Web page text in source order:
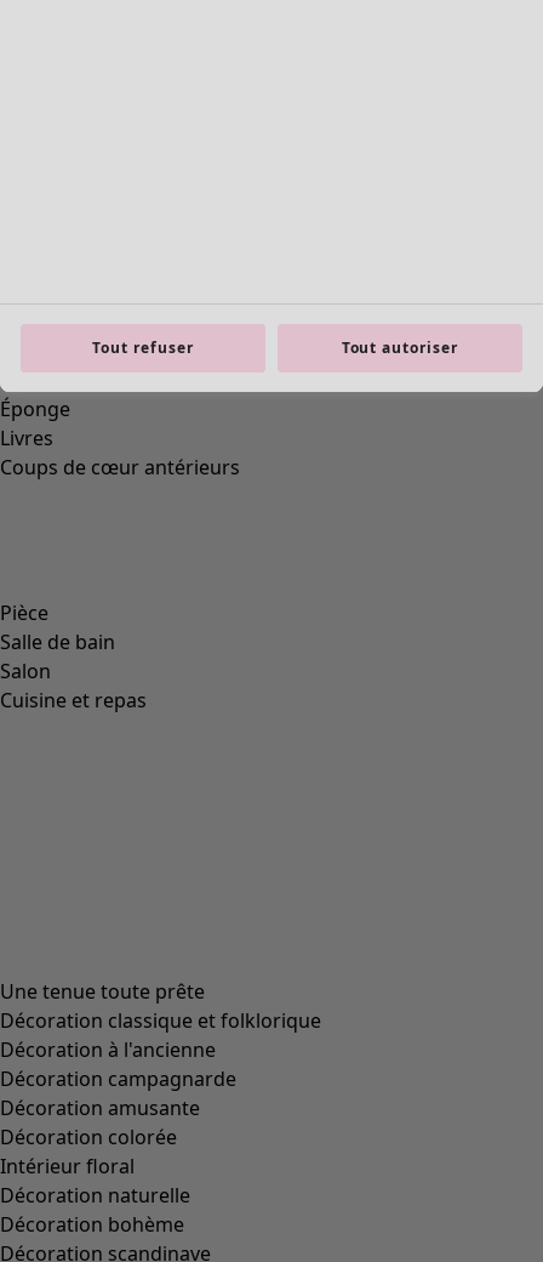
Rideaux
Coussins & Housse de coussin
Tapis
Éponge
Livres
Coups de cœur antérieurs
Pièce
Salle de bain
Salon
Cuisine et repas
Une tenue toute prête
Décoration classique et folklorique
Décoration à l'ancienne
Décoration campagnarde
Décoration amusante
Décoration colorée
Intérieur floral
Décoration naturelle
Décoration bohème
Décoration scandinave
Tout refuser Tout autoriser